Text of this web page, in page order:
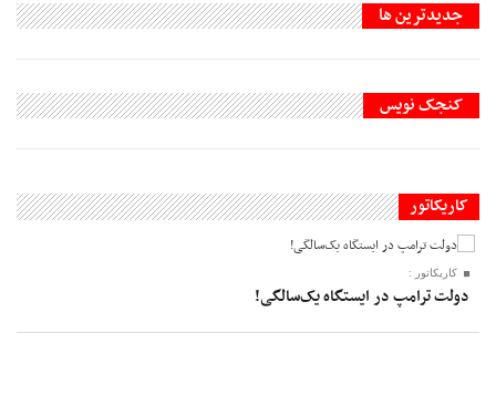
جديدترين ها
کنجک نویس
کاریکاتور
کاریکاتور :
دولت ترامپ در ایستگاه یک‌سالگی!